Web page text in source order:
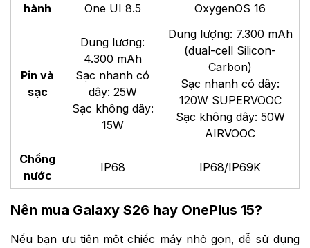
hành
One UI 8.5
OxygenOS 16
Pin và
sạc
Dung lượng:
4.300 mAh
Sạc nhanh có
dây: 25W
Sạc không dây:
15W
Dung lượng: 7.300 mAh
(dual-cell Silicon-
Carbon)
Sạc nhanh có dây:
120W SUPERVOOC
Sạc không dây: 50W
AIRVOOC
Chống
nước
IP68 IP68/IP69K
Nên mua Galaxy S26 hay OnePlus 15?
Nếu bạn ưu tiên một chiếc máy nhỏ gọn, dễ sử dụng